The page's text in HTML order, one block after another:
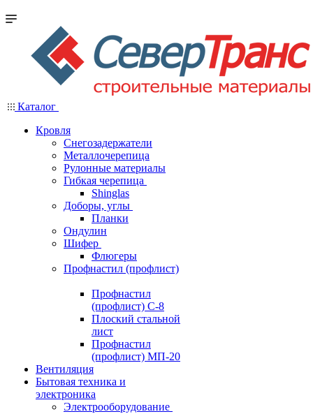
Каталог
Кровля
Снегозадержатели
Металлочерепица
Рулонные материалы
Гибкая черепица
Shinglas
Доборы, углы
Планки
Ондулин
Шифер
Флюгеры
Профнастил (профлист)
Профнастил
(профлист) С-8
Плоский стальной
лист
Профнастил
(профлист) МП-20
Вентиляция
Бытовая техника и
электроника
Электрооборудование